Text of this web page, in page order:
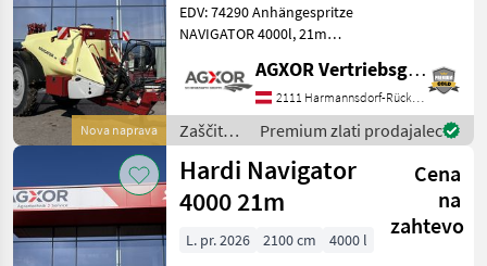
Nova naprava
EDV: 74290 Anhängespritze
NAVIGATOR 4000l, 21m
Standardausstattung:
Behälter: - 4.000 Liter PE-
Behälter mit niedrigem
Schwerpunkt
AGXOR Vertriebsgesellschaft Ost GmbH
2111 Harmannsdorf-Rückersdorf
Zaščita
rastlin /
Hardi
Premium zlati prodajalec
Hardi Navigator
4000 21m
Cena
na
zahtevo
L. pr. 2026 2100 cm
4000 l